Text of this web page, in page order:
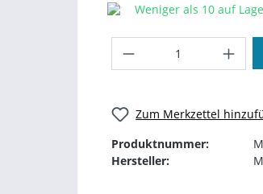
Weniger als 10 auf
Produkt
Zum Merkzettel
Produktnummer:
Hersteller: